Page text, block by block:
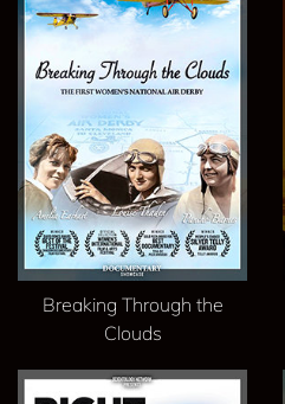
Breaking Through the
Clouds